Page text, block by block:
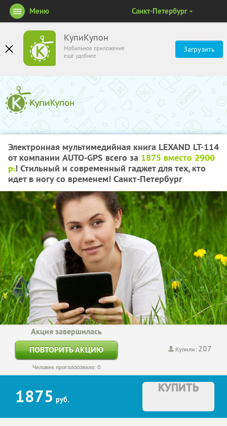
КупиКупон
Мобильное приложение
ещё удобнее
Загрузить
Меню Санкт-Петербург
Электронная мультимедийная книга LEXAND LT-114
от компании AUTO-GPS всего за 1875 вместо 2900
р.! Стильный и современный гаджет для тех, кто
идет в ногу со временем! Санкт-Петербург
Купили: 207
Акция завершилась
ПОВТОРИТЬ АКЦИЮ
Человек проголосовало: 0
1875 руб.
КУПИТЬ